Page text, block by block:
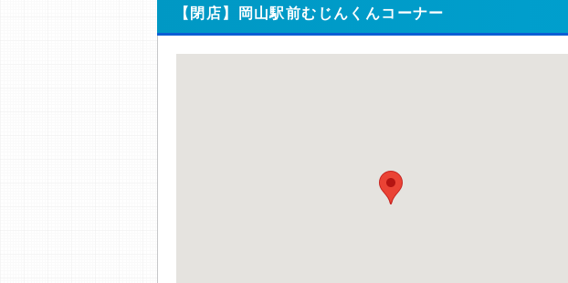
【閉店】岡山駅前むじんくんコーナー